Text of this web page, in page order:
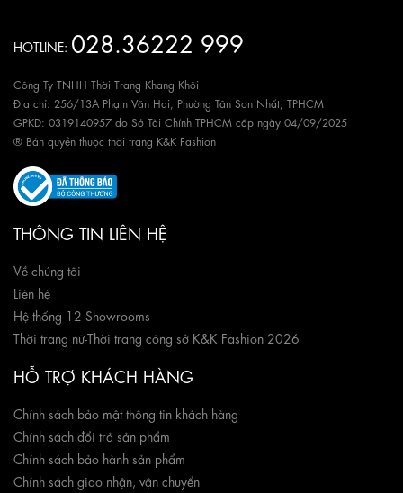
HOTLINE: 028.36222 999
Công Ty TNHH Thời Trang Khang Khôi
Địa chỉ: 256/13A Phạm Văn Hai, Phường Tân Sơn Nhất, TPHCM
GPKD: 0319140957 do Sở Tài Chính TPHCM cấp ngày 04/09/2025
® Bản quyền thuộc thời trang K&K Fashion
THÔNG TIN LIÊN HỆ
Về chúng tôi
Liên hệ
Hệ thống 12 Showrooms
Thời trang nữ-Thời trang công sở K&K Fashion 2026
HỖ TRỢ KHÁCH HÀNG
Chính sách bảo mật thông tin khách hàng
Chính sách đổi trả sản phẩm
Chính sách bảo hành sản phẩm
Chính sách giao nhận, vận chuyển